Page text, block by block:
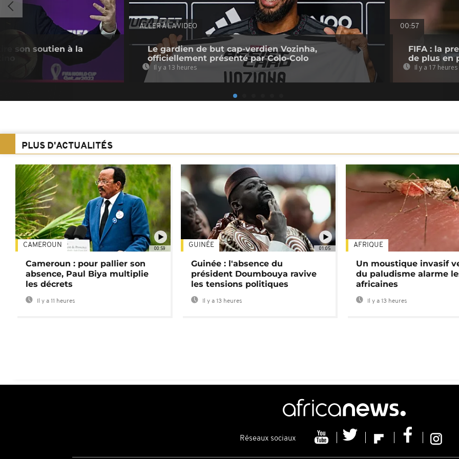
son soutien à la
ALLER À LA VIDEO
Le gardien de but cap-verdien Vozinha,
officiellement présenté par Colo-Colo
Il y a 13 heures
00:57
FIFA : la
de plus en
Il y a 17 heures
PLUS D'ACTUALITÉS
00:59
CAMEROUN
Cameroun : pour pallier son
absence, Paul Biya multiplie
les décrets
Il y a 11 heures
01:05
GUINÉE
Guinée : l'absence du
président Doumbouya ravive
les tensions politiques
Il y a 13 heures
AFRIQUE
Un moustique invasif
du paludisme alarme
africaines
Il y a 13 heures
Réseaux sociaux